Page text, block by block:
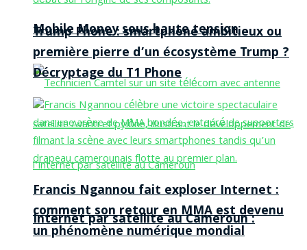
Mobile Money sous haute tension
Internet par satellite au Cameroun :
Trump Phone : smartphone ambitieux ou
première pierre d’un écosystème Trump ?
Décryptage du T1 Phone
Francis Ngannou fait exploser Internet :
comment son retour en MMA est devenu
un phénomène numérique mondial